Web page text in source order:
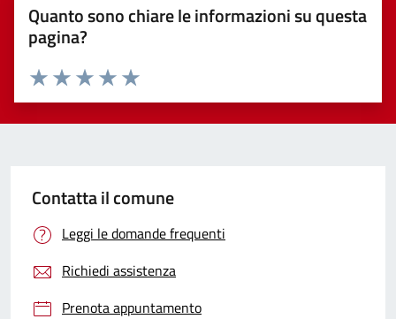
Quanto sono chiare le informazioni su questa
pagina?
Valuta 5 stelle su 5
Valuta 4 stelle su 5
Valuta 3 stelle su 5
Valuta 2 stelle su 5
Valuta 1 stelle su 5
Contatta il comune
Leggi le domande frequenti
Richiedi assistenza
Prenota appuntamento